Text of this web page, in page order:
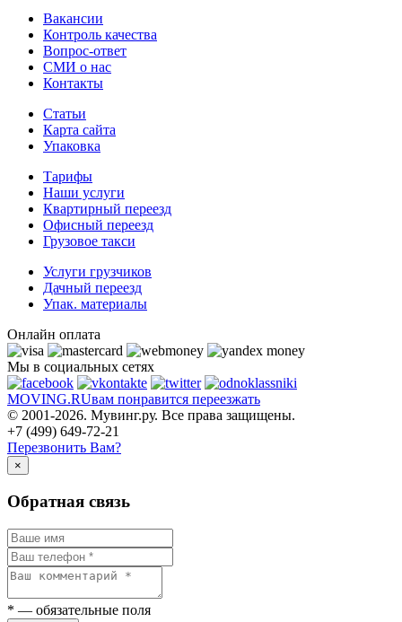
Вакансии
Контроль качества
Вопрос-ответ
СМИ о нас
Контакты
Статьи
Карта сайта
Упаковка
Тарифы
Наши услуги
Квартирный переезд
Офисный переезд
Грузовое такси
Услуги грузчиков
Дачный переезд
Упак. материалы
Онлайн оплата
Мы в социальных сетях
MOVING.RUвам понравится переезжать
© 2001-2026. Мувинг.ру. Все права защищены.
+7 (499) 649-72-21
Перезвонить Вам?
×
Обратная связь
* — обязательные поля